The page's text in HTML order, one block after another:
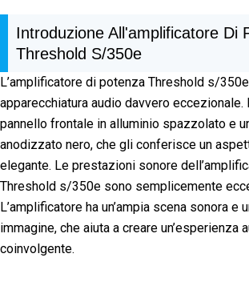
Introduzione All'amplificatore Di
Threshold S/350e
L’amplificatore di potenza Threshold s/
apparecchiatura audio davvero eccezionale.
pannello frontale in alluminio spazzolato e
anodizzato nero, che gli conferisce un
elegante. Le prestazioni sonore
Threshold s/350e sono semplicemente
L’amplificatore ha un’ampia scena sonora e
immagine, che aiuta a creare un’esperienza
coinvolgente.